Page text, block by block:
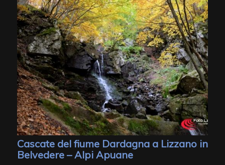
Cascate del fiume Dardagna a Lizzano in
Belvedere – Alpi Apuane